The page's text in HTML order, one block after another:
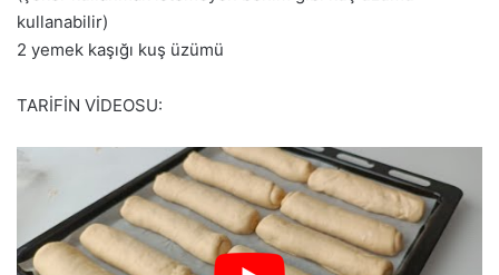
kullanabilir)
2 yemek kaşığı kuş üzümü
TARİFİN VİDEOSU: